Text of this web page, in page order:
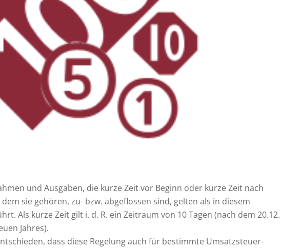
und Ausgaben, die kurze Zeit vor Beginn oder kurze Zeit nach
sie gehören, zu- bzw. abgeflossen sind, gelten als in diesem
Als kurze Zeit gilt i. d. R. ein Zeitraum von 10 Tagen (nach dem 20.12.
Jahres).
dass diese Regelung auch für bestimmte Umsatzsteuer-